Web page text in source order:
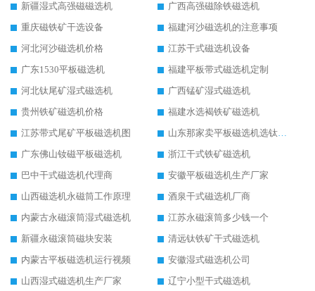
新疆湿式高强磁磁选机
广西高强磁除铁磁选机
重庆磁铁矿干选设备
福建河沙磁选机的注意事项
河北河沙磁选机价格
江苏干式磁选机设备
广东1530平板磁选机
福建平板带式磁选机定制
河北钛尾矿湿式磁选机
广西锰矿湿式磁选机
贵州铁矿磁选机价格
福建水选褐铁矿磁选机
江苏带式尾矿平板磁选机图
山东那家卖平板磁选机选钛矿用
广东佛山钕磁平板磁选机
浙江干式铁矿磁选机
巴中干式磁选机代理商
安徽平板磁选机生产厂家
山西磁选机永磁筒工作原理
酒泉干式磁选机厂商
内蒙古永磁滚筒湿式磁选机
江苏永磁滚筒多少钱一个
新疆永磁滚筒磁块安装
清远钛铁矿干式磁选机
内蒙古平板磁选机运行视频
安徽湿式磁选机公司
山西湿式磁选机生产厂家
辽宁小型干式磁选机